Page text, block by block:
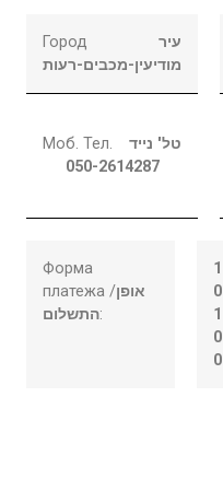
Город
עיר
מודיעין-מכבים-רעות
Моб. Тел.
טל' נייד
050-2614287
Форма
платежа /אופן
התשלום:
1
0
1
0
0